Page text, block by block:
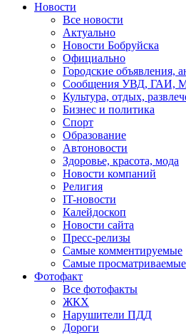
Новости
Все новости
Актуально
Новости Бобруйска
Официально
Городские объявления,
Сообщения УВД, ГАИ,
Культура, отдых,
Бизнес и политика
Спорт
Образование
Автоновости
Здоровье, красота, мода
Новости компаний
Религия
IT-новости
Калейдоскоп
Новости сайта
Пресс-релизы
Самые комментируемые
Самые просматриваемые
Фотофакт
Все фотофакты
ЖКХ
Нарушители ПДД
Дороги